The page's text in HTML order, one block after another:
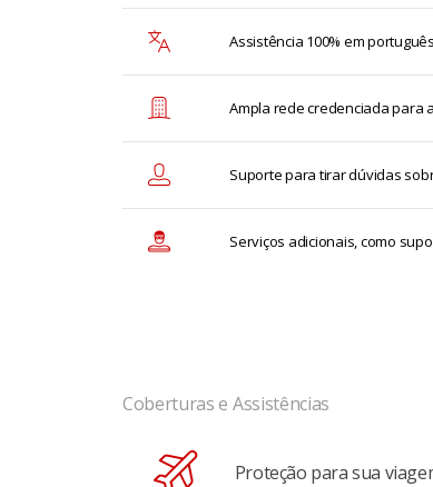
Assistência 100% em
Ampla rede credenciada para
Suporte para tirar dúvidas
Serviços adicionais, como
Coberturas e Assistências
Proteção para sua